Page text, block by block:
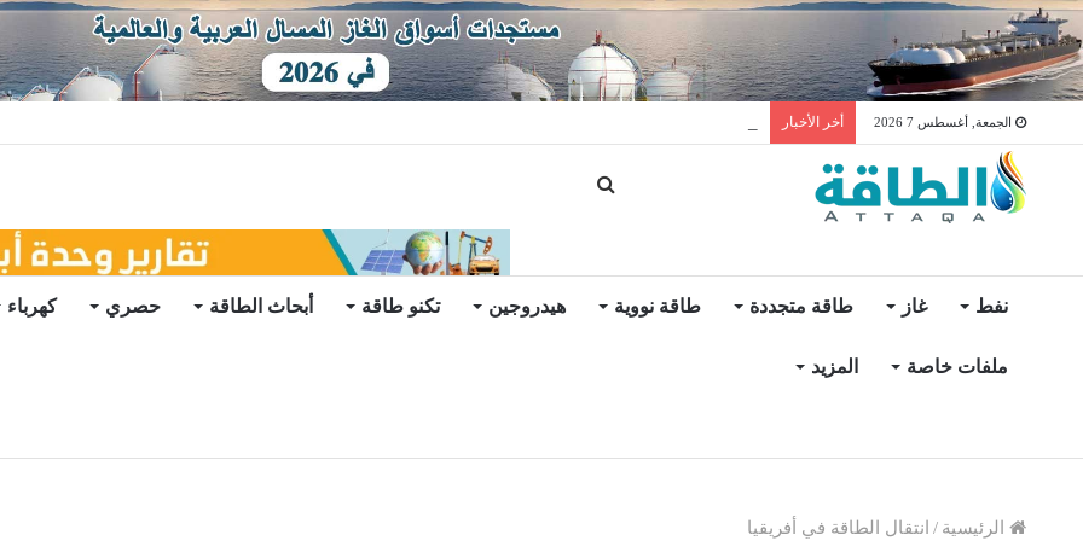
الجمعة, أغسطس 7 2026 أخر الأخبار
نفط غاز طاقة متجددة طاقة نووية هيدروجين تكنو طاقة أبحاث الطاقة حصري كهرباء
ملفات خاصة المزيد
الرئيسية / انتقال الطاقة في أفريقيا